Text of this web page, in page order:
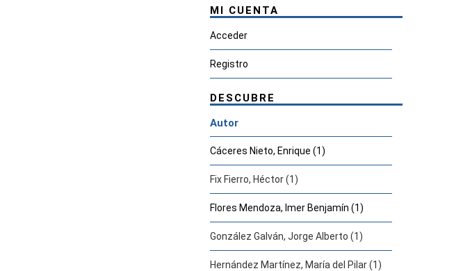
MI CUENTA
Acceder
Registro
DESCUBRE
Autor
Cáceres Nieto, Enrique (1)
Fix Fierro, Héctor (1)
Flores Mendoza, Imer Benjamín (1)
González Galván, Jorge Alberto (1)
Hernández Martínez, María del Pilar (1)